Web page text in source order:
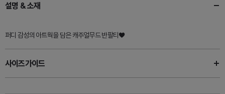
설명 & 소재
퍼디 감성의 아트웍을 담은 캐주얼무드 반팔티♥
사이즈가이드